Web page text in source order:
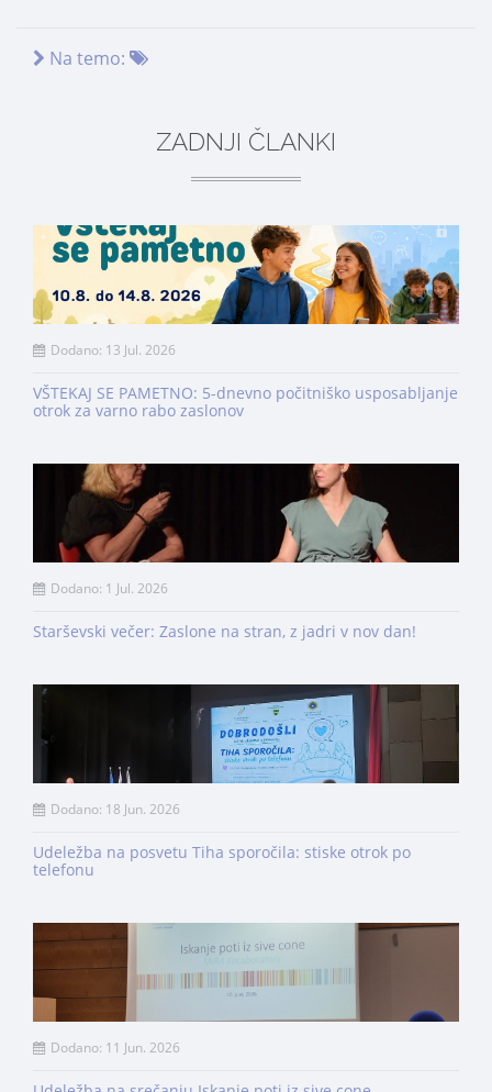
Na temo:
ZADNJI ČLANKI
Dodano: 13 Jul. 2026
VŠTEKAJ SE PAMETNO: 5-dnevno počitniško usposabljanje
otrok za varno rabo zaslonov
Dodano: 1 Jul. 2026
Starševski večer: Zaslone na stran, z jadri v nov dan!
Dodano: 18 Jun. 2026
Udeležba na posvetu Tiha sporočila: stiske otrok po
telefonu
Dodano: 11 Jun. 2026